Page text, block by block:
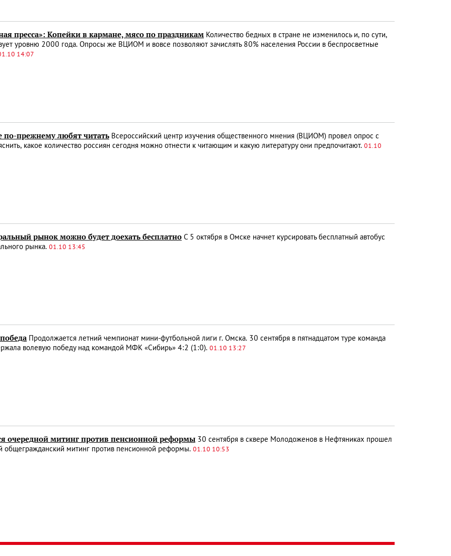
пресса»: Копейки в кармане, мясо по праздникам Количество бедных в стране не изменилось и, по сути,
уровню 2000 года. Опросы же ВЦИОМ и вовсе позволяют зачислять 80% населения России в беспросветные
14:07
по-прежнему любят читать Всероссийский центр изучения общественного мнения (ВЦИОМ) провел опрос с
какое количество россиян сегодня можно отнести к читающим и какую литературу они предпочитают. 01.10
рынок можно будет доехать бесплатно С 5 октября в Омске начнет курсировать бесплатный автобус
рынка. 01.10 13:45
Продолжается летний чемпионат мини-футбольной лиги г. Омска. 30 сентября в пятнадцатом туре команда
волевую победу над командой МФК «Сибирь» 4:2 (1:0). 01.10 13:27
очередной митинг против пенсионной реформы 30 сентября в сквере Молодоженов в Нефтяниках прошел
общегражданский митинг против пенсионной реформы. 01.10 10:53